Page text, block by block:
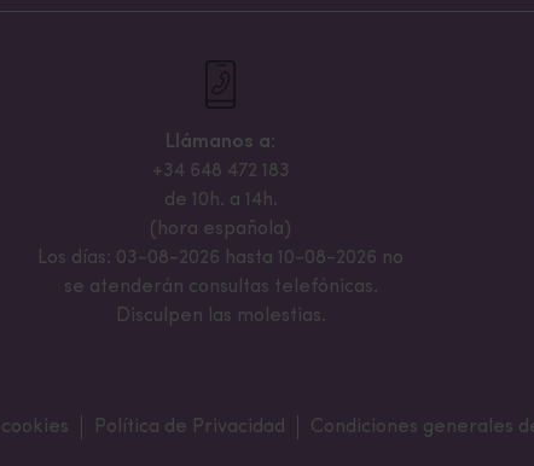
Llámanos a:
+34 648 472 183
de 10h. a 14h.
(hora española)
Los días: 03-08-2026 hasta 10-08-2026 no
se atenderán consultas telefónicas.
Disculpen las molestias.
Política de Privacidad Condiciones generales